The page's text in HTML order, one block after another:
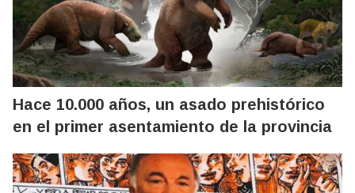
Hace 10.000 años, un asado prehistórico
en el primer asentamiento de la provincia